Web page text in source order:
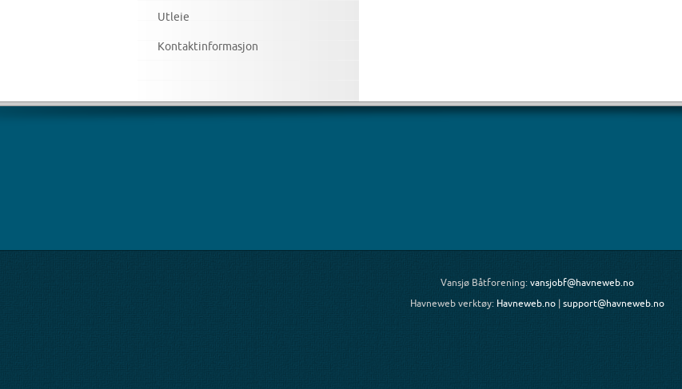
Utleie
Kontaktinformasjon
Vansjø Båtforening: vansjobf@havneweb.no
Havneweb verktøy: Havneweb.no | support@havneweb.no